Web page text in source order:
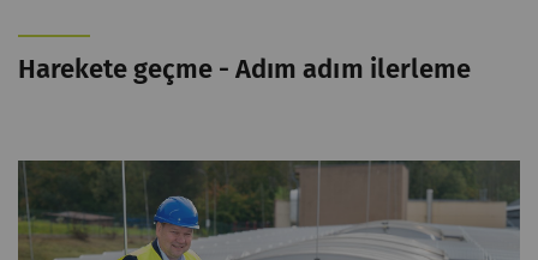
Harekete geçme - Adım adım ilerleme